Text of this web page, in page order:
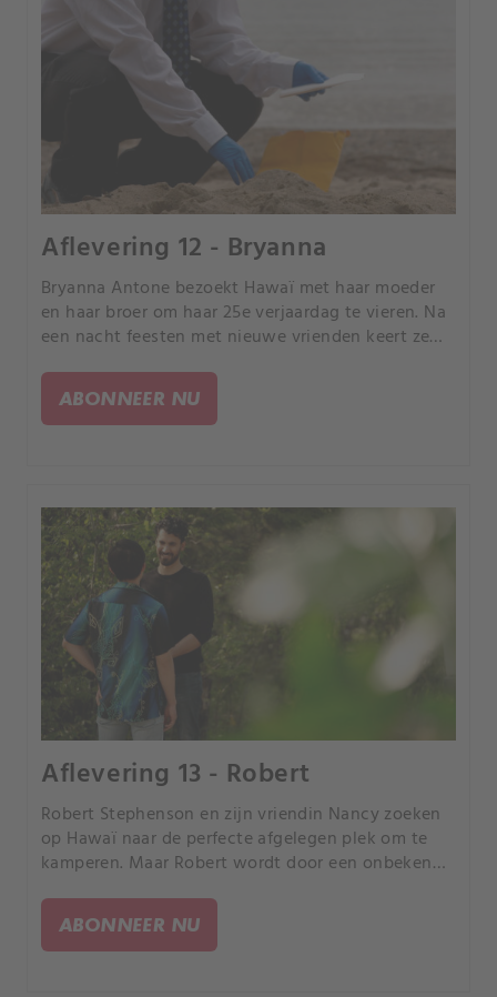
Aflevering 12 - Bryanna
Bryanna Antone bezoekt Hawaï met haar moeder
en haar broer om haar 25e verjaardag te vieren. Na
een nacht feesten met nieuwe vrienden keert ze
drijvend in de branding van een nabijgelegen
strand gevonden.
ABONNEER NU
Aflevering 13 - Robert
Robert Stephenson en zijn vriendin Nancy zoeken
op Hawaï naar de perfecte afgelegen plek om te
kamperen. Maar Robert wordt door een onbekende
dood gelokt.
ABONNEER NU